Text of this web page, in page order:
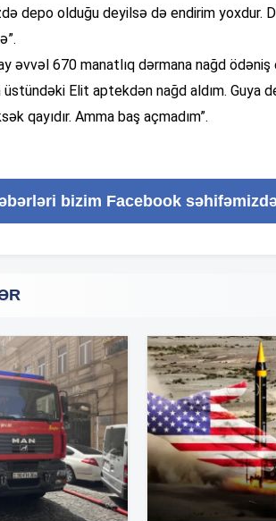
depo olduğu deyilsə də endirim yoxdur.
əvvəl 670 manatlıq dərmana nağd ödəniş
üstündəki Elit aptekdən nağd aldım. Guya
qayıdır. Amma baş açmadım”.
bizim Facebook
Video